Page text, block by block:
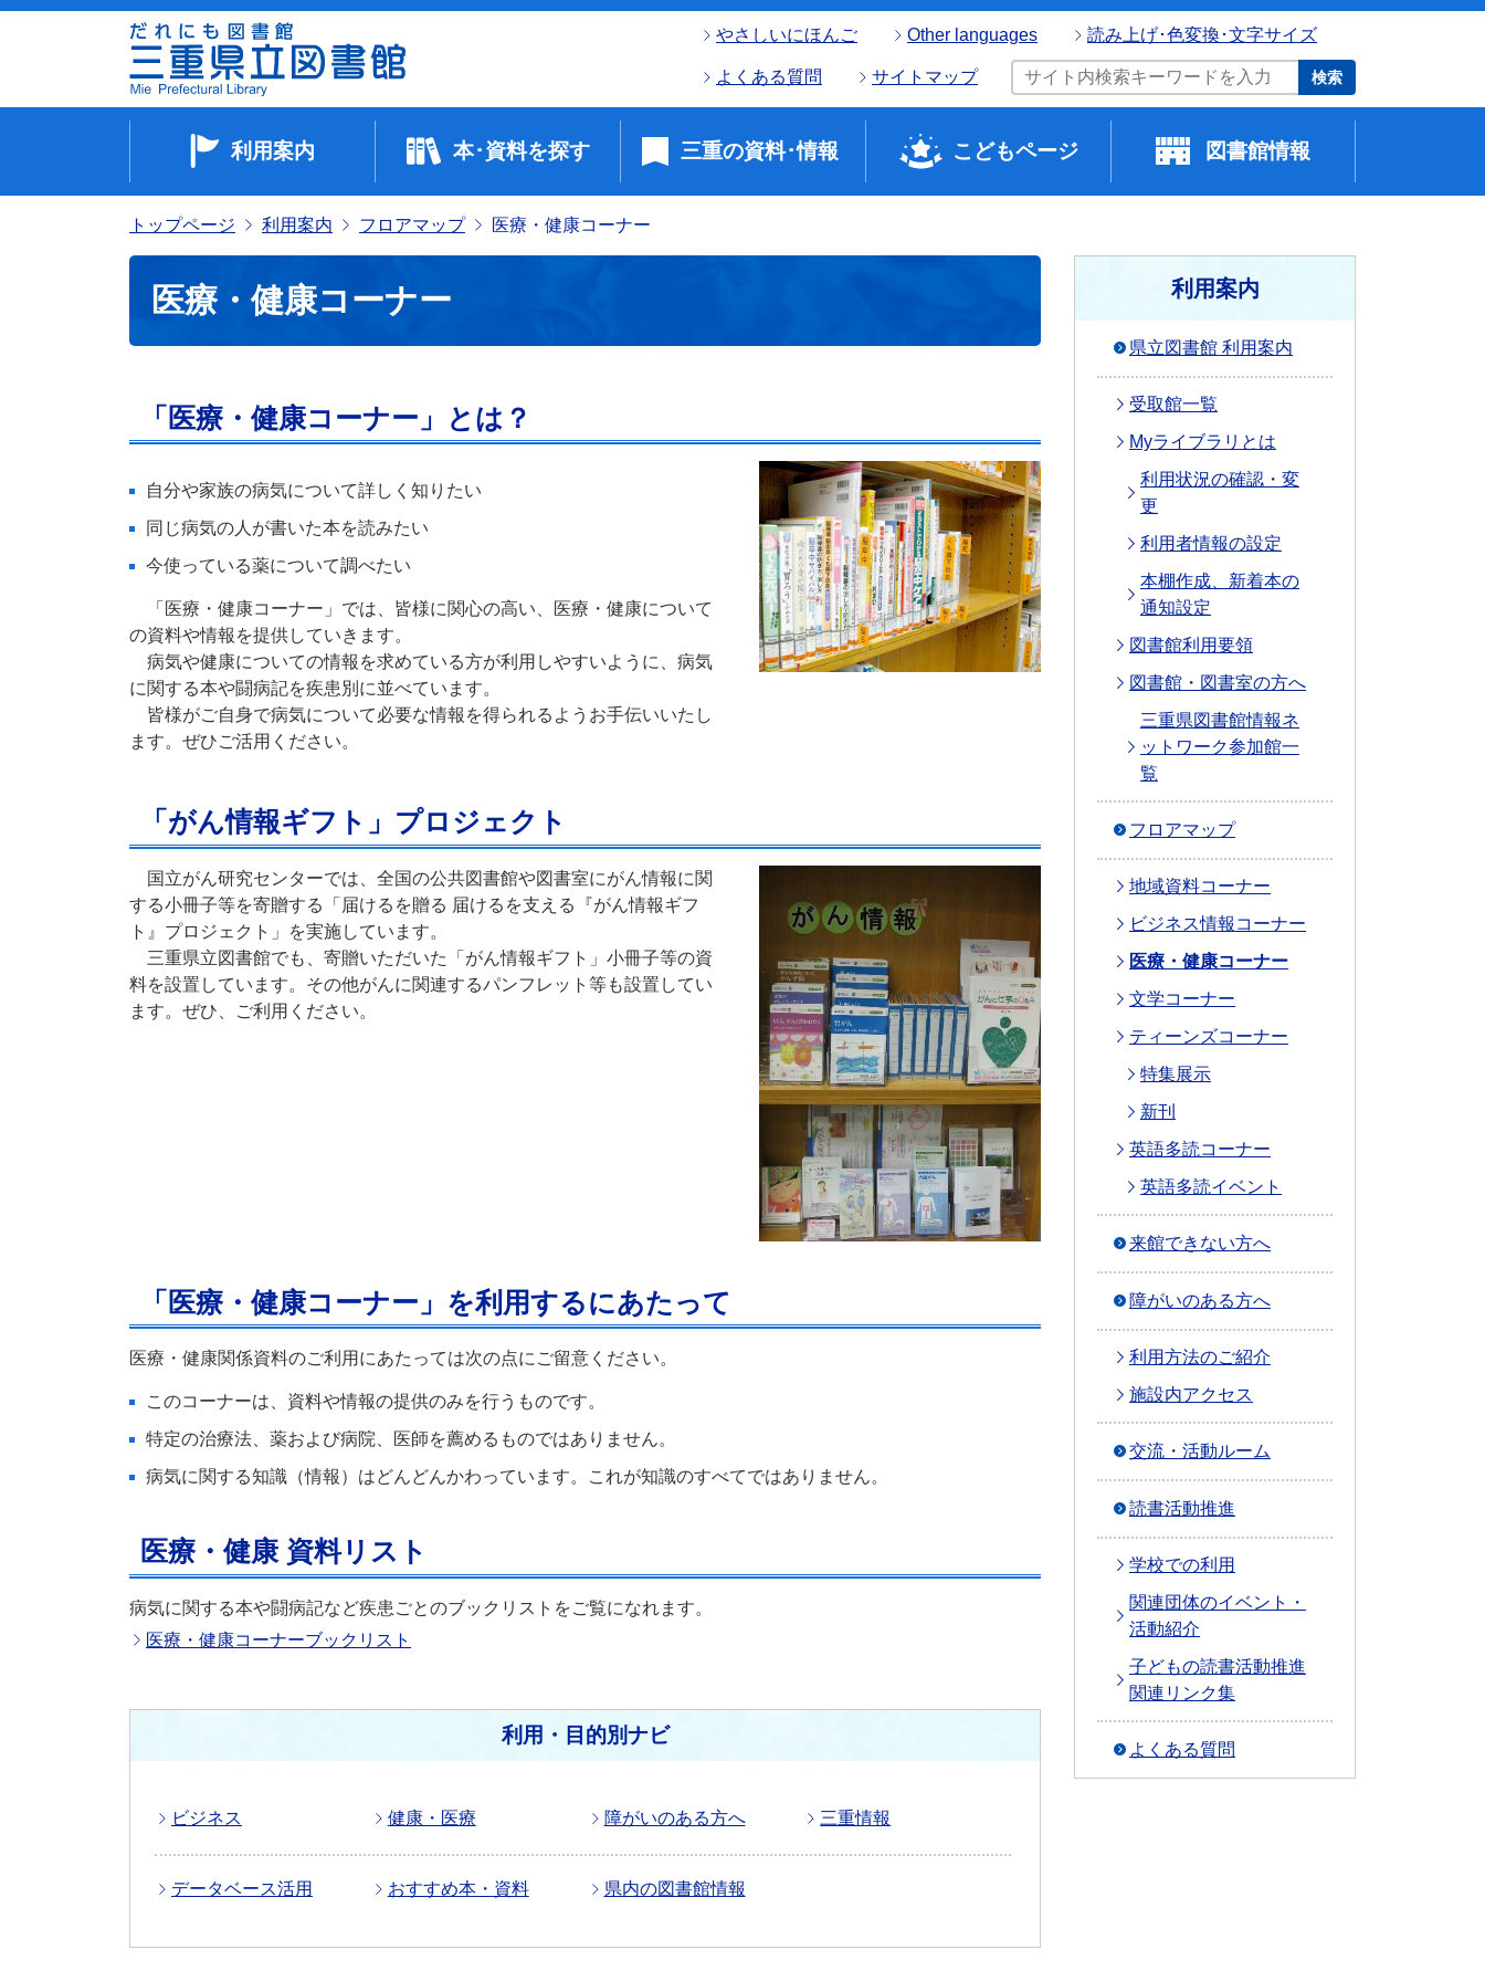
やさしいにほんご Other languages 読み上げ･色変換･文字サイズ
よくある質問 サイトマップ 検索
利用案内 本･資料を探す 三重の資料･情報 こどもページ 図書館情報
トップページ 利用案内 フロアマップ 医療・健康コーナー
医療・健康コーナー
「医療・健康コーナー」とは？
自分や家族の病気について詳しく知りたい
同じ病気の人が書いた本を読みたい
今使っている薬について調べたい
「医療・健康コーナー」では、皆様に関心の高い、医療・健康について
の資料や情報を提供していきます。
病気や健康についての情報を求めている方が利用しやすいように、病気
に関する本や闘病記を疾患別に並べています。
皆様がご自身で病気について必要な情報を得られるようお手伝いいたし
ます。ぜひご活用ください。
「がん情報ギフト」プロジェクト
国立がん研究センターでは、全国の公共図書館や図書室にがん情報に関
する小冊子等を寄贈する「届けるを贈る 届けるを支える『がん情報ギフ
ト』プロジェクト」を実施しています。
三重県立図書館でも、寄贈いただいた「がん情報ギフト」小冊子等の資
料を設置しています。その他がんに関連するパンフレット等も設置してい
ます。ぜひ、ご利用ください。
「医療・健康コーナー」を利用するにあたって
医療・健康関係資料のご利用にあたっては次の点にご留意ください。
このコーナーは、資料や情報の提供のみを行うものです。
特定の治療法、薬および病院、医師を薦めるものではありません。
病気に関する知識（情報）はどんどんかわっています。これが知識のすべてではありません。
医療・健康 資料リスト
病気に関する本や闘病記など疾患ごとのブックリストをご覧になれます。
医療・健康コーナーブックリスト
利用・目的別ナビ
ビジネス 健康・医療 障がいのある方へ 三重情報
データベース活用 おすすめ本・資料 県内の図書館情報
利用案内
県立図書館 利用案内
受取館一覧
Myライブラリとは
利用状況の確認・変
更
利用者情報の設定
本棚作成、新着本の
通知設定
図書館利用要領
図書館・図書室の方へ
三重県図書館情報ネ
ットワーク参加館一
覧
フロアマップ
地域資料コーナー
ビジネス情報コーナー
医療・健康コーナー
文学コーナー
ティーンズコーナー
特集展示
新刊
英語多読コーナー
英語多読イベント
来館できない方へ
障がいのある方へ
利用方法のご紹介
施設内アクセス
交流・活動ルーム
読書活動推進
学校での利用
関連団体のイベント・
活動紹介
子どもの読書活動推進
関連リンク集
よくある質問